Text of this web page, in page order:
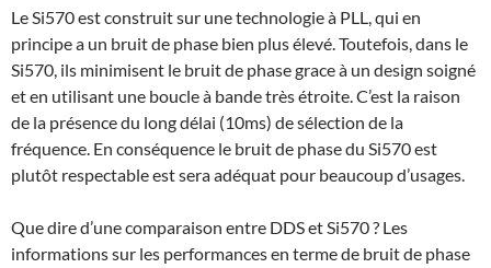
Le Si570 est construit sur une technologie à PLL, qui en
principe a un bruit de phase bien plus élevé. Toutefois, dans le
Si570, ils minimisent le bruit de phase grace à un design soigné
et en utilisant une boucle à bande très étroite. C’est la raison
de la présence du long délai (10ms) de sélection de la
fréquence. En conséquence le bruit de phase du Si570 est
plutôt respectable est sera adéquat pour beaucoup d’usages.
Que dire d’une comparaison entre DDS et Si570 ? Les
informations sur les performances en terme de bruit de phase